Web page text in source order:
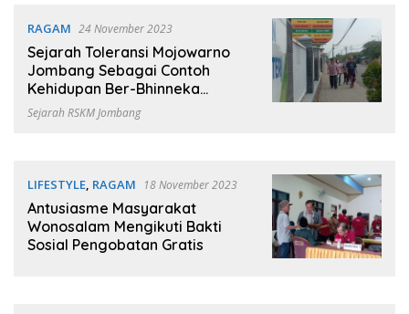
RAGAM 24 November 2023
Sejarah Toleransi Mojowarno
Jombang Sebagai Contoh
Kehidupan Ber-Bhinneka
Tunggal Ika
Sejarah RSKM Jombang
LIFESTYLE, RAGAM 18 November 2023
Antusiasme Masyarakat
Wonosalam Mengikuti Bakti
Sosial Pengobatan Gratis